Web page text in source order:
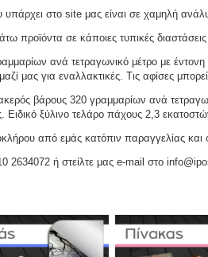
στο site μας είναι σε χαμηλή
προϊόντα σε κάποιες τυπικές
ανά τετραγωνικό μέτρο με
μας για εναλλακτικές. Τις αφίσες
βάρους 320 γραμμαρίων ανά
Ειδικό ξύλινο τελάρο πάχους 2,3
από εμάς κατόπιν παραγγελίας και
2634072 ή στείλτε μας e-mail στο